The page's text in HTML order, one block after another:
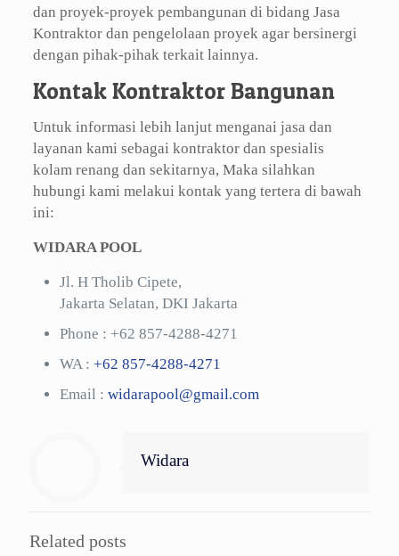
dan proyek-proyek pembangunan di bidang Jasa
Kontraktor dan pengelolaan proyek agar bersinergi
dengan pihak-pihak terkait lainnya.
Kontak Kontraktor Bangunan
Untuk informasi lebih lanjut menganai jasa dan
layanan kami sebagai kontraktor dan spesialis
kolam renang dan sekitarnya, Maka silahkan
hubungi kami melakui kontak yang tertera di bawah
ini:
WIDARA POOL
Jl. H Tholib Cipete,
Jakarta Selatan, DKI Jakarta
Phone : +62 857-4288-4271
WA : +62 857-4288-4271
Email : widarapool@gmail.com
Widara
Related posts